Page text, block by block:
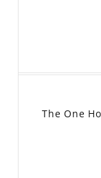
The One